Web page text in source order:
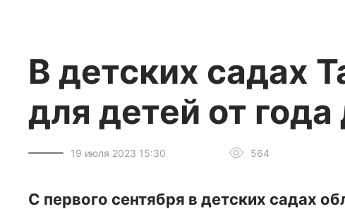
В детских садах
для детей от
19 июля 2023 15:30 564
С первого сентября в детских садах